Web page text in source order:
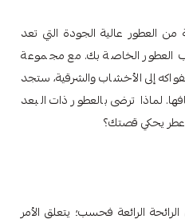
العطور عالية الجودة التي تعد
العطور الخاصة بك. مع مجموعة
إلى الأخشاب والشرقية، ستجد
لماذا ترضى بالعطور ذات البعد
عطر يحكي قصتك؟
الرائعة فحسب؛ يتعلق الأمر